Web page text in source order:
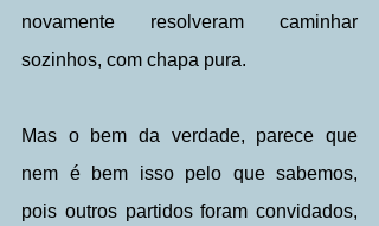
novamente resolveram caminhar
sozinhos, com chapa pura.
Mas o bem da verdade, parece que
nem é bem isso pelo que sabemos,
pois outros partidos foram convidados,